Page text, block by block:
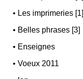
• Les imprimeries [1]
• Belles phrases [3]
• Enseignes
•Voeux 2011